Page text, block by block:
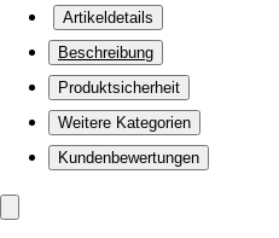
Artikeldetails
Beschreibung
Produktsicherheit
Weitere Kategorien
Kundenbewertungen